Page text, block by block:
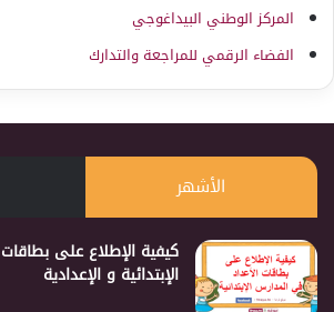
المركز الوطني البيداغوجي
الفضاء الرقمي للمراجعة والتدارك
الأشهر
كيفية الإطلاع على
الإبتدائية و الإعدادية